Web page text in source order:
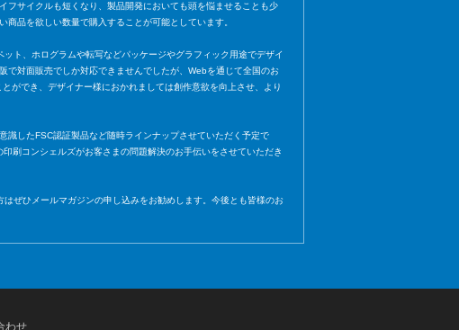
フサイクルも短くなり、製品開発においても頭を悩ませることも少
品を欲しい数量で購入することが可能としています。
ト、ホログラムや転写などパッケージやグラフィック用途でデザイ
対面販売でしか対応できませんでしたが、Webを通じて全国のお
ができ、デザイナー様におかれましては創作意欲を向上させ、より
識したFSC認証製品など随時ラインナップさせていただく予定で
刷コンシェルズがお客さまの問題解決のお手伝いをさせていただき
ぜひメールマガジンの申し込みをお勧めします。今後とも皆様のお
わせ